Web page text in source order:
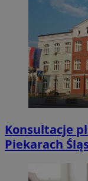
Konsultacje
Piekarach